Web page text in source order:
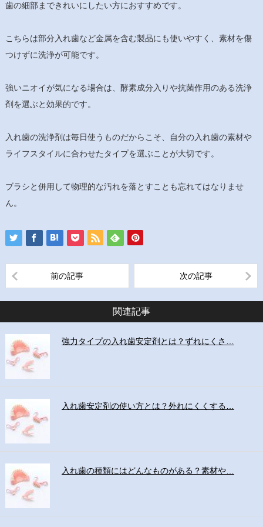
歯の細部まできれいにしたい方におすすめです。
こちらは部分入れ歯など金属を含む製品にも使いやすく、素材を傷
つけずに洗浄が可能です。
強いニオイが気になる場合は、酵素成分入りや抗菌作用のある洗浄
剤を選ぶと効果的です。
入れ歯の洗浄剤は毎日使うものだからこそ、自分の入れ歯の素材や
ライフスタイルに合わせたタイプを選ぶことが大切です。
ブラシと併用して物理的な汚れを落とすことも忘れてはなりませ
ん。
前の記事 次の記事
関連記事
強力タイプの入れ歯安定剤とは？ずれにくさ…
入れ歯安定剤の使い方とは？外れにくくする…
入れ歯の種類にはどんなものがある？素材や…